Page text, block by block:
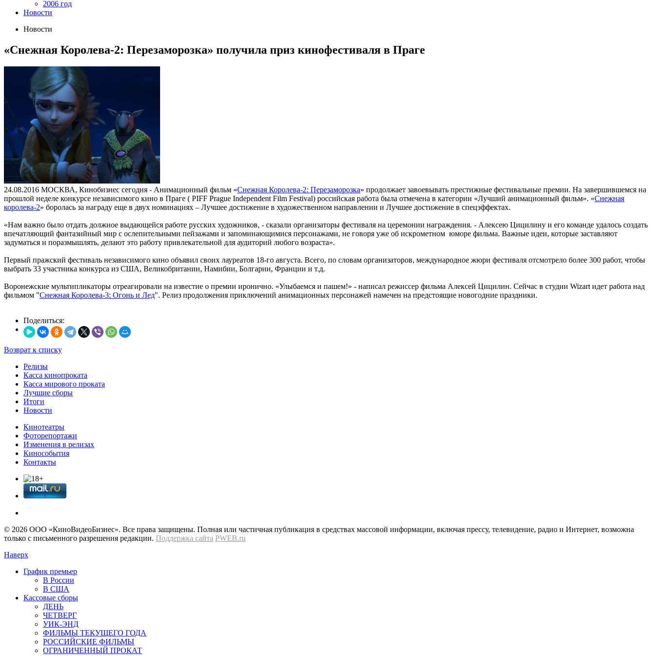
2006 год
Новости
Новости
«Снежная Королева-2: Перезаморозка» получила приз кинофестиваля в Праге
24.08.2016 МОСКВА, Кинобизнес сегодня - Анимационный фильм «Снежная Королева-2: Перезаморозка» продолжает завоевывать престижные фестивальные премии. На завершившемся на
прошлой неделе конкурсе независимого кино в Праге ( PIFF Prague Independent Film Festival) российская работа была отмечена в категории «Лучший анимационный фильм». «Снежная
королева-2» боролась за награду еще в двух номинациях – Лучшее достижение в художественном направлении и Лучшее достижение в спецэффектах.
«Нам важно было отдать должное выдающейся работе русских художников, - сказали организаторы фестиваля на церемонии награждения. - Алексею Цицилину и его команде удалось создать
впечатляющий фантазийный мир с ослепительными пейзажами и запоминающимися персонажами, не говоря уже об искрометном юморе фильма. Важные идеи, которые заставляют
задуматься и поразмышлять, делают это работу привлекательной для аудиторий любого возраста».
Первый пражский фестиваль независимого кино объявил своих лауреатов 18-го августа. Всего, по словам организаторов, международное жюри фестиваля отсмотрело более 300 работ, чтобы
выбрать 33 участника конкурса из США, Великобритании, Намибии, Болгарии, Франции и т.д.
Воронежские мультипликаторы отреагировали на известие о премии иронично. «Улыбаемся и пашем!» - написал режиссер фильма Алексей Цицилин. Сейчас в студии Wizart идет работа над
фильмом "Снежная Королева-3: Огонь и Лед". Релиз продолжения приключений анимационных персонажей намечен на предстоящие новогодние праздники.
Поделиться:
Возврат к списку
Релизы
Касса кинопроката
Касса мирового проката
Лучшие сборы
Итоги
Новости
Кинотеатры
Фоторепортажи
Изменения в релизах
Кинособытия
Контакты
© 2026 OOО «КиноВидеоБизнес». Все права защищены. Полная или частичная публикация в средствах массовой информации, включая прессу, телевидение, радио и Интернет, возможна
только с письменного разрешения редакции. Поддержка сайта PWEB.ru
Наверх
График премьер
В России
В США
Кассовые сборы
ДЕНЬ
ЧЕТВЕРГ
УИК-ЭНД
ФИЛЬМЫ ТЕКУЩЕГО ГОДА
РОССИЙСКИЕ ФИЛЬМЫ
ОГРАНИЧЕННЫЙ ПРОКАТ